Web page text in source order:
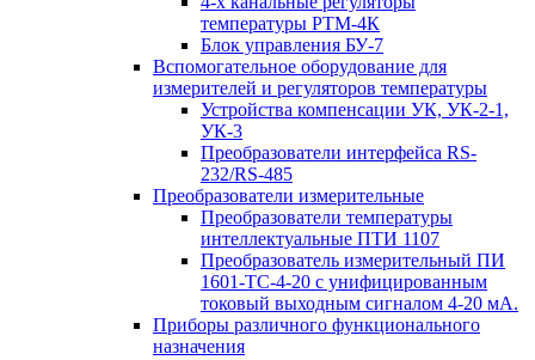
температуры РТМ-4К
Блок управления БУ-7
Вспомогательное оборудование для
измерителей и регуляторов температуры
Устройства компенсации УК, УК-2-1,
УК-3
Преобразователи интерфейса RS-
232/RS-485
Преобразователи измерительные
Преобразователи температуры
интеллектуальные ПТИ 1107
Преобразователь измерительный ПИ
1601-ТС-4-20 с унифицированным
токовый выходным сигналом 4-20 мА.
Приборы различного функционального
назначения